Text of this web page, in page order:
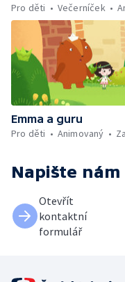
Pro děti
Večerníček
Emma a guru
Pro děti
Animovaný
Napište nám
Otevřít
kontaktní
formulář